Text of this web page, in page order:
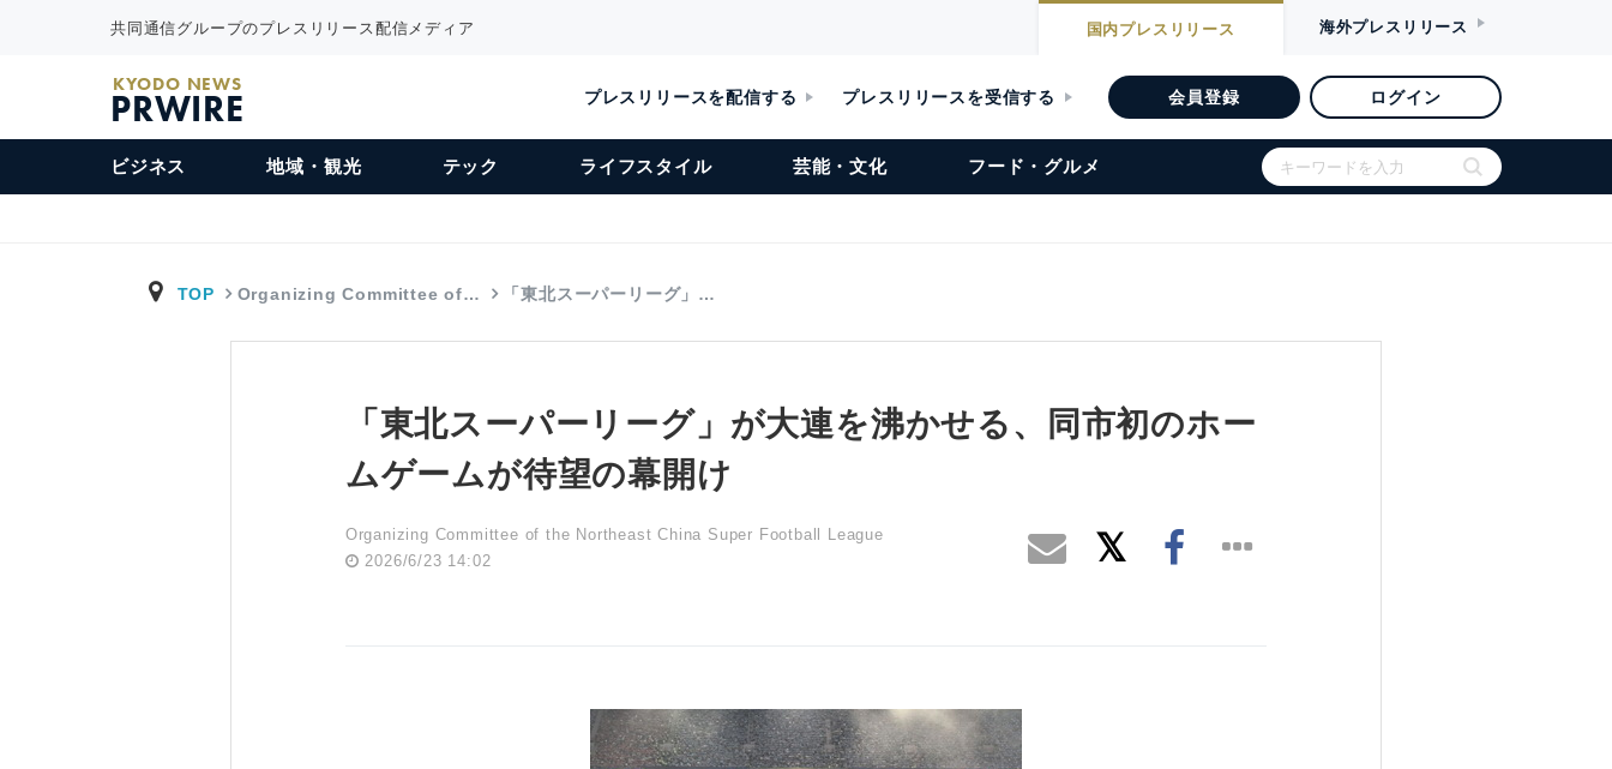
共同通信グループのプレスリリース配信メディア 国内プレスリリース 海外プレスリリース
KYODO NEWS
PRWIRE プレスリリースを配信する プレスリリースを受信する 会員登録 ログイン
ビジネス 地域・観光 テック ライフスタイル 芸能・文化 フード・グルメ
TOP Organizing Committee of… 「東北スーパーリーグ」…
「東北スーパーリーグ」が大連を沸かせる、同市初のホー
ムゲームが待望の幕開け
Organizing Committee of the Northeast China Super Football League
2026/6/23 14:02